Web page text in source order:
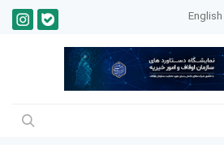
English